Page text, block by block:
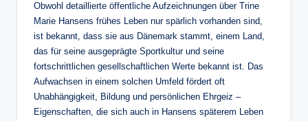
Obwohl detaillierte öffentliche Aufzeichnungen über Trine
Marie Hansens frühes Leben nur spärlich vorhanden sind,
ist bekannt, dass sie aus Dänemark stammt, einem Land,
das für seine ausgeprägte Sportkultur und seine
fortschrittlichen gesellschaftlichen Werte bekannt ist. Das
Aufwachsen in einem solchen Umfeld fördert oft
Unabhängigkeit, Bildung und persönlichen Ehrgeiz –
Eigenschaften, die sich auch in Hansens späterem Leben